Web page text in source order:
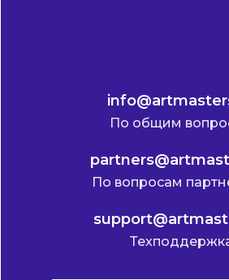
По вопросам
По общим